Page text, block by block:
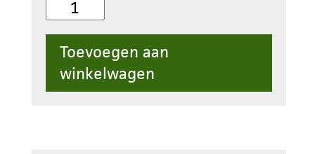
Beton
10x20x100cm
Grijs
Toevoegen aan
winkelwagen